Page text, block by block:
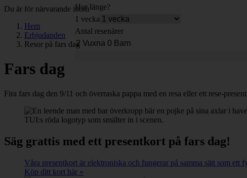
Hur länge?
1 vecka
Antal resenärer
Du är för närvarande inom
Hem
Erbjudanden
Resor på fars dag
Fars dag
Fira fars dag den 9/11 och överraska pappa med en resa eller ett rese-
Säg grattis med ett presentkort på fars dag!
Våra presentkort är elektroniska och fungerar på samma sätt som
Köp ditt kort här »